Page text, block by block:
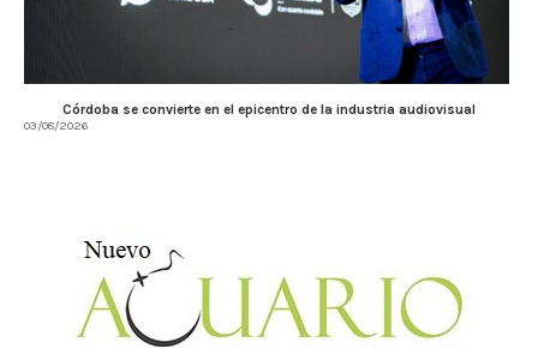
Córdoba se convierte en el epicentro de la industria audiovisual
03/08/2026